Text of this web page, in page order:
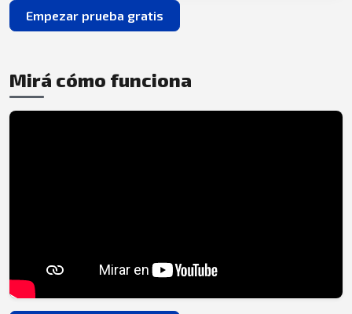
Empezar prueba gratis
Mirá cómo funciona